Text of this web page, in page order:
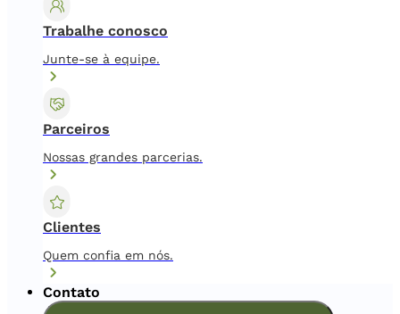
Trabalhe conosco
Junte-se à equipe.
Parceiros
Nossas grandes parcerias.
Clientes
Quem confia em nós.
Contato